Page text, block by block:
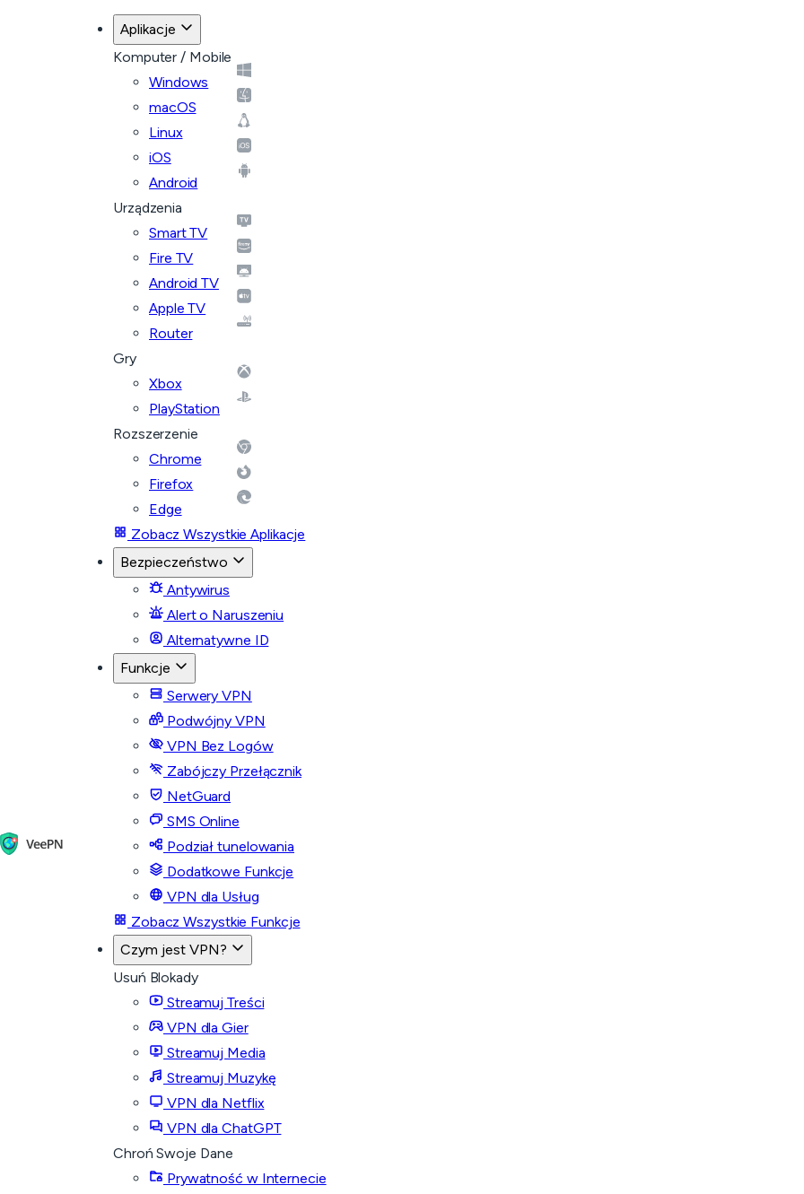
Aplikacje
Komputer / Mobile
Windows
macOS
Linux
iOS
Android
Urządzenia
Smart TV
Fire TV
Android TV
Apple TV
Router
Gry
Xbox
PlayStation
Rozszerzenie
Chrome
Firefox
Edge
Zobacz Wszystkie Aplikacje
Bezpieczeństwo
Antywirus
Alert o Naruszeniu
Alternatywne ID
Funkcje
Serwery VPN
Podwójny VPN
VPN Bez Logów
Zabójczy Przełącznik
NetGuard
SMS Online
Podział tunelowania
Dodatkowe Funkcje
VPN dla Usług
Zobacz Wszystkie Funkcje
Czym jest VPN?
Usuń Blokady
Streamuj Treści
VPN dla Gier
Streamuj Media
Streamuj Muzykę
VPN dla Netflix
VPN dla ChatGPT
Chroń Swoje Dane
Prywatność w Internecie